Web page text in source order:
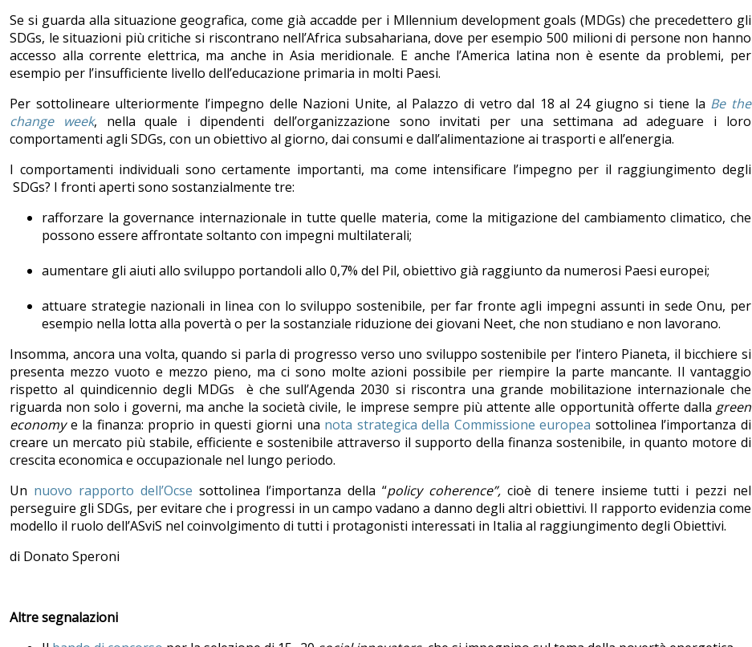
Se si guarda alla situazione geografica, come già accadde per i Mllennium development goals (MDGs) che precedettero gli
SDGs, le situazioni più critiche si riscontrano nell’Africa subsahariana, dove per esempio 500 milioni di persone non hanno
accesso alla corrente elettrica, ma anche in Asia meridionale. E anche l’America latina non è esente da problemi, per
esempio per l’insufficiente livello dell’educazione primaria in molti Paesi.
Per sottolineare ulteriormente l’impegno delle Nazioni Unite, al Palazzo di vetro dal 18 al 24 giugno si tiene la Be the
change week, nella quale i dipendenti dell’organizzazione sono invitati per una settimana ad adeguare i loro
comportamenti agli SDGs, con un obiettivo al giorno, dai consumi e dall’alimentazione ai trasporti e all’energia.
I comportamenti individuali sono certamente importanti, ma come intensificare l’impegno per il raggiungimento degli
SDGs? I fronti aperti sono sostanzialmente tre:
rafforzare la governance internazionale in tutte quelle materia, come la mitigazione del cambiamento climatico, che
possono essere affrontate soltanto con impegni multilaterali;
aumentare gli aiuti allo sviluppo portandoli allo 0,7% del Pil, obiettivo già raggiunto da numerosi Paesi europei;
attuare strategie nazionali in linea con lo sviluppo sostenibile, per far fronte agli impegni assunti in sede Onu, per
esempio nella lotta alla povertà o per la sostanziale riduzione dei giovani Neet, che non studiano e non lavorano.
Insomma, ancora una volta, quando si parla di progresso verso uno sviluppo sostenibile per l’intero Pianeta, il bicchiere si
presenta mezzo vuoto e mezzo pieno, ma ci sono molte azioni possibile per riempire la parte mancante. Il vantaggio
rispetto al quindicennio degli MDGs è che sull’Agenda 2030 si riscontra una grande mobilitazione internazionale che
riguarda non solo i governi, ma anche la società civile, le imprese sempre più attente alle opportunità offerte dalla green
economye la finanza: proprio in questi giorni una nota strategica della Commissione europea sottolinea l’importanza di
creare un mercato più stabile, efficiente e sostenibile attraverso il supporto della finanza sostenibile, in quanto motore di
crescita economica e occupazionale nel lungo periodo.
Un nuovo rapporto dell’Ocse sottolinea l’importanza della “policy coherence”, cioè di tenere insieme tutti i pezzi nel
perseguire gli SDGs, per evitare che i progressi in un campo vadano a danno degli altri obiettivi. Il rapporto evidenzia come
modello il ruolo dell’ASviS nel coinvolgimento di tutti i protagonisti interessati in Italia al raggiungimento degli Obiettivi.
di Donato Speroni
Altre segnalazioni